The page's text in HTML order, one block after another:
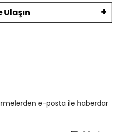
Ulaşın
e-posta ile haberdar